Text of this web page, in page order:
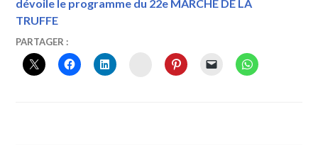
dévoile le programme du 22e MARCHÉ DE LA
TRUFFE
23
DÉCEMBRE
2016
VINTOURISME
"LE
MARCHÉ
DE
PARTAGER :
INSTAGRAM